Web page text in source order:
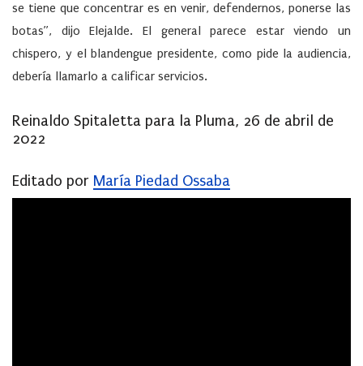
se tiene que concentrar es en venir, defendernos, ponerse las
botas”, dijo Elejalde. El general parece estar viendo un
chispero, y el blandengue presidente, como pide la audiencia,
debería llamarlo a calificar servicios.
Reinaldo Spitaletta para la Pluma, 26 de abril de
2022
Editado por María Piedad Ossaba